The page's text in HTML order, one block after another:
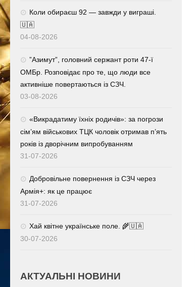
Коли обираєш 92 — завжди у виграші.
🇺🇦
04-08-2026
⁨”Азимут”, головний сержант роти 47-ї
ОМБр. Розповідає про те, що люди все
активніше повертаються із СЗЧ.
03-08-2026
«Викрадатиму їхніх родичів»: за погрози
сім’ям військових ТЦК чоловік отримав п’ять
років із дворічним випробуванням
31-07-2026
Добровільне повернення із СЗЧ через
Армія+: як це працює
31-07-2026
Хай квітне українське поле. 🌾🇺🇦
30-07-2026
АКТУАЛЬНІ НОВИНИ